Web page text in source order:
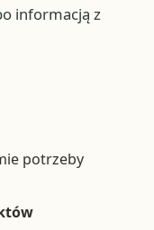
informacją z
potrzeby